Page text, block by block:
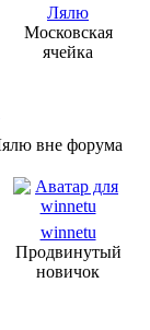
Лялю
Московская
ячейка
winnetu
Продвинутый
новичок